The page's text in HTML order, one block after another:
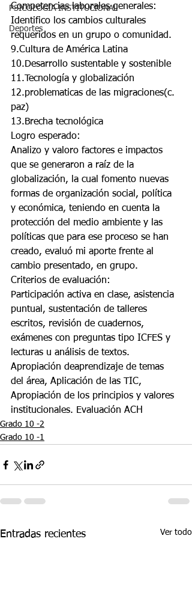
PSICOLOGÍA INSTITUCIONAL
Deportes
Competencias laborales generales:
Identifico los cambios culturales
requeridos en un grupo o comunidad.
9.Cultura de América Latina
10.Desarrollo sustentable y sostenible
11.Tecnología y globalización
12.problematicas de las migraciones(c.
paz)
13.Brecha tecnológica
Logro esperado:
Analizo y valoro factores e impactos
que se generaron a raíz de la
globalización, la cual fomento nuevas
formas de organización social, política
y económica, teniendo en cuenta la
protección del medio ambiente y las
políticas que para ese proceso se han
creado, evaluó mi aporte frente al
cambio presentado, en grupo.
Criterios de evaluación:
Participación activa en clase, asistencia
puntual, sustentación de talleres
escritos, revisión de cuadernos,
exámenes con preguntas tipo ICFES y
lecturas u análisis de textos.
Apropiación deaprendizaje de temas
del área, Aplicación de las TIC,
Apropiación de los principios y valores
institucionales. Evaluación ACH
Grado 10 -2
Grado 10 -1
Entradas recientes Ver todo